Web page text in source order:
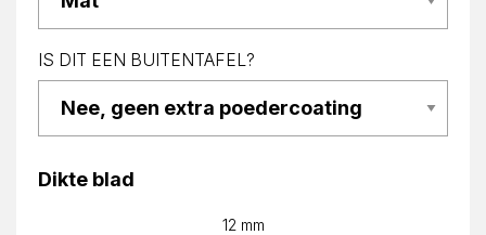
IS DIT EEN BUITENTAFEL?
Dikte blad
12 mm